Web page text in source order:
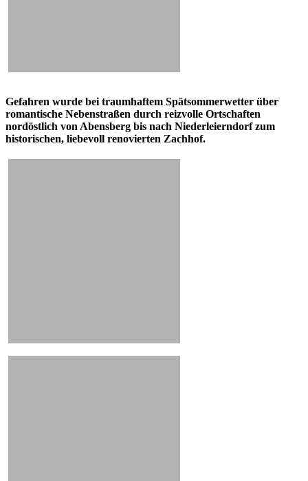
Gefahren wurde bei traumhaftem Spätsommerwetter über
romantische Nebenstraßen durch reizvolle Ortschaften
nordöstlich von Abensberg bis nach Niederleierndorf zum
historischen, liebevoll renovierten Zachhof.